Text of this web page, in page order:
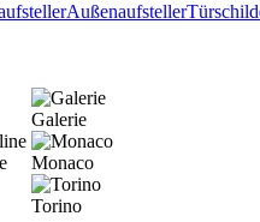
Außenaufsteller
Galerie
Monaco
Torino